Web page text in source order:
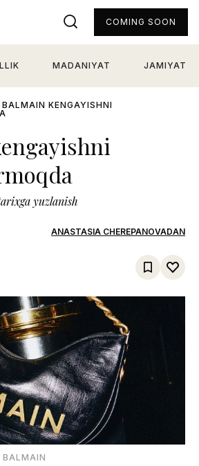
MADANIYAT JAMIYAT
COMING SOON
BALMAIN KENGAYISHNI
yuzlanish
ANASTASIA CHEREPANOVADAN